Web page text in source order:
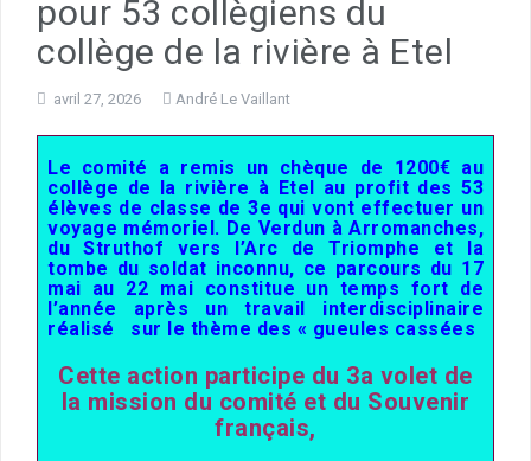
pour 53 collègiens du
collège de la rivière à Etel
avril 27, 2026 André Le Vaillant
Le comité a remis un chèque de 1200€ au
collège de la rivière à Etel au profit des 53
élèves de classe de 3e qui vont effectuer un
voyage mémoriel. De Verdun à Arromanches,
du Struthof vers l’Arc de Triomphe et la
tombe du soldat inconnu, ce parcours du 17
mai au 22 mai constitue un temps fort de
l’année après un travail interdisciplinaire
réalisé sur le thème des « gueules cassées
Cette action participe du 3a volet de
la mission du comité et du Souvenir
français,